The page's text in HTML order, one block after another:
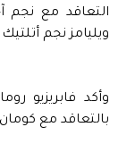
التعاقد مع نجم
ويليامز نجم أتلتيك
وأكد فابريزيو
بالتعاقد مع